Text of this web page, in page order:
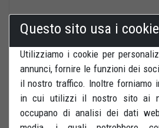
Questo sito usa i cookie
Utilizziamo i cookie per
annunci, fornire le funzioni dei
il nostro traffico. Inoltre forniamo
in cui utilizzi il nostro sito ai
occupano di analisi dei dati